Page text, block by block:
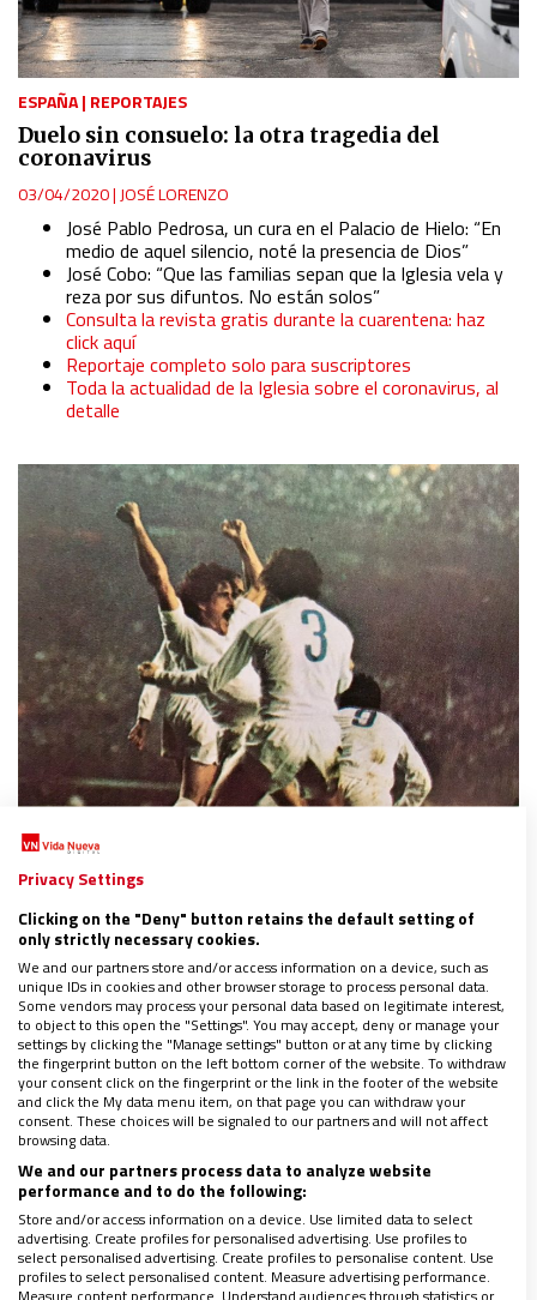
ESPAÑA| REPORTAJES
Duelo sin consuelo: la otra tragedia del
coronavirus
03/04/2020| JOSÉ LORENZO
José Pablo Pedrosa, un cura en el Palacio de Hielo: “En
medio de aquel silencio, noté la presencia de Dios”
José Cobo: “Que las familias sepan que la Iglesia vela y
reza por sus difuntos. No están solos”
Consulta la revista gratis durante la cuarentena: haz
click aquí
Reportaje completo solo para suscriptores
Toda la actualidad de la Iglesia sobre el coronavirus, al
detalle
ESPAÑA
histórico central del Real Madrid que se
forjó… con los salesianos
02/04/2020|MIGUEL ÁNGEL MALAVIA
El icónico representante del fútbol de la furia estudió en
colegios de los hijos de Don Bosco en Vitoria y Madrid
Consulta la revista gratis durante la cuarentena: haz
click aquí
Toda la actualidad de la Iglesia sobre el coronavirus, al
detalle
Privacy Settings
Clicking on the "Deny" button retains the default setting of
only strictly necessary cookies.
We and our partners store and/or access information on a device, such as
unique IDs in cookies and other browser storage to process personal data.
Some vendors may process your personal data based on legitimate interest,
to object to this open the "Settings". You may accept, deny or manage your
settings by clicking the "Manage settings" button or at any time by clicking
the fingerprint button on the left bottom corner of the website. To withdraw
your consent click on the fingerprint or the link in the footer of the website
and click the My data menu item, on that page you can withdraw your
consent. These choices will be signaled to our partners and will not affect
browsing data.
We and our partners process data to analyze website
performance and to do the following:
Store and/or access information on a device. Use limited data to select
advertising. Create profiles for personalised advertising. Use profiles to
select personalised advertising. Create profiles to personalise content. Use
profiles to select personalised content. Measure advertising performance.
Measure content performance. Understand audiences through statistics or